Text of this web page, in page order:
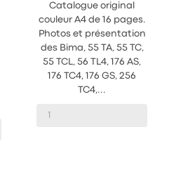
Catalogue original
couleur A4 de 16 pages.
Photos et présentation
des Bima, 55 TA, 55 TC,
55 TCL, 56 TL4, 176 AS,
176 TC4, 176 GS, 256
TC4,...